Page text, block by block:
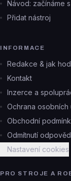
Návod: začínáme
Přidat nástroj
INFORMACE
Redakce & jak
Kontakt
Inzerce a
Ochrana osobních
Obchodní
Odmítnutí
Nastavení cookies
PRO STROJE A